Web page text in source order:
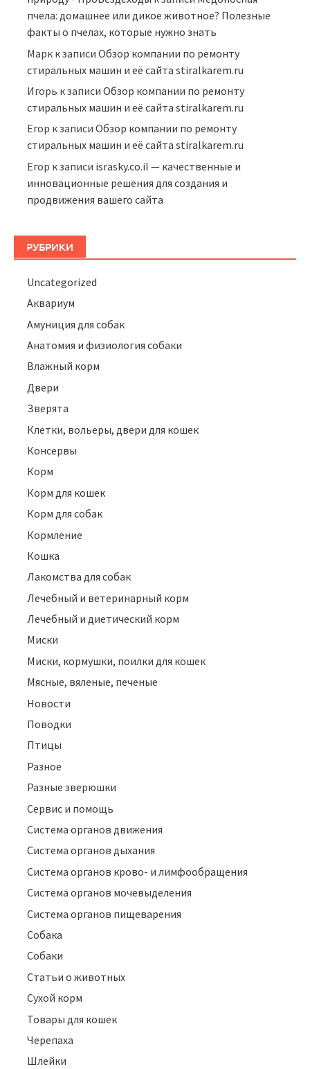
пчела: домашнее или дикое животное? Полезные
факты о пчелах, которые нужно знать
Марк к записиОбзор компании по ремонту
стиральных машин и её сайта stiralkarem.ru
Игорь к записиОбзор компании по ремонту
стиральных машин и её сайта stiralkarem.ru
Егор к записиОбзор компании по ремонту
стиральных машин и её сайта stiralkarem.ru
Егор к записи israsky.co.il — качественные и
инновационные решения для создания и
продвижения вашего сайта
РУБРИКИ
Uncategorized
Аквариум
Амуниция для собак
Анатомия и физиология собаки
Влажный корм
Двери
Зверята
Клетки, вольеры, двери для кошек
Консервы
Корм
Корм для кошек
Корм для собак
Кормление
Кошка
Лакомства для собак
Лечебный и ветеринарный корм
Лечебный и диетический корм
Миски
Миски, кормушки, поилки для кошек
Мясные, вяленые, печеные
Новости
Поводки
Птицы
Разное
Разные зверюшки
Сервис и помощь
Система органов движения
Система органов дыхания
Система органов крово- и лимфообращения
Система органов мочевыделения
Система органов пищеварения
Собака
Собаки
Статьи о животных
Сухой корм
Товары для кошек
Черепаха
Шлейки